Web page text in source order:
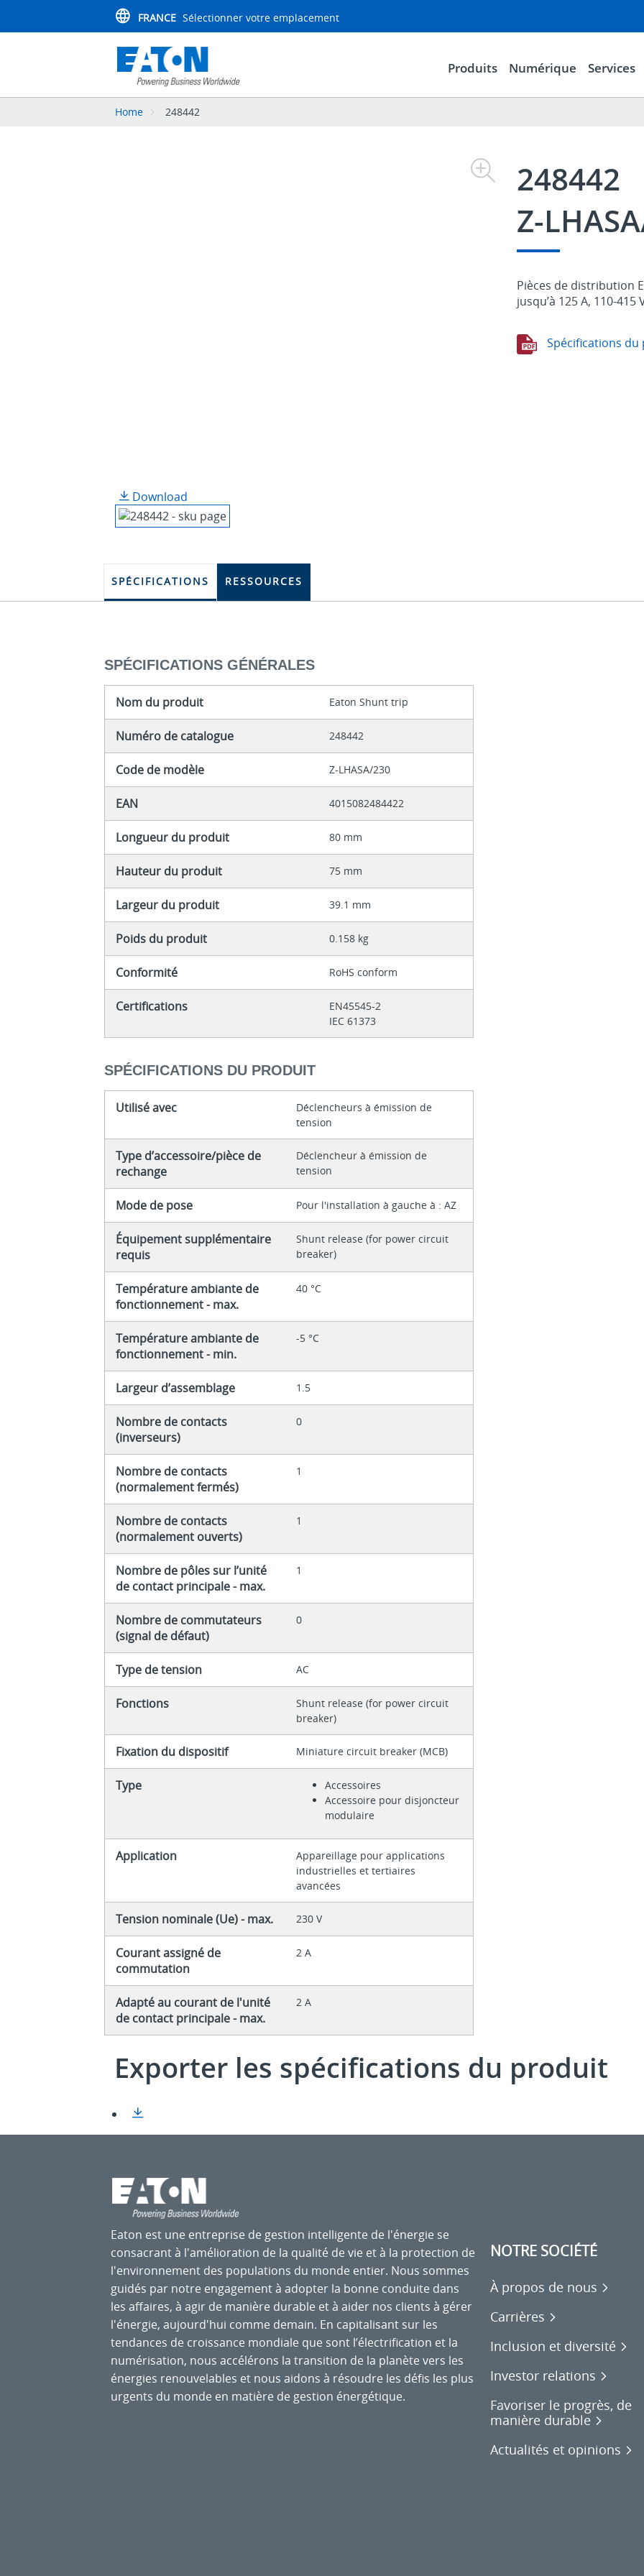
FRANCE Sélectionner votre emplacement
Produits Numérique Services
Home 248442
Download
248442
Z-
Pièces de distribution
jusqu’à 125 A, 110-415
Spécifications
SPÉCIFICATIONS RESSOURCES
SPÉCIFICATIONS GÉNÉRALES
Nom du produit Eaton Shunt trip
Numéro de catalogue 248442
Code de modèle Z-LHASA/230
EAN 4015082484422
Longueur du produit 80 mm
Hauteur du produit 75 mm
Largeur du produit 39.1 mm
Poids du produit 0.158 kg
Conformité RoHS conform
Certifications
EN45545-2
IEC 61373
SPÉCIFICATIONS DU PRODUIT
Utilisé avec
Déclencheurs à émission de
tension
Type d’accessoire/pièce de
rechange
Déclencheur à émission de
tension
Mode de pose Pour l'installation à gauche à : AZ
Équipement supplémentaire
requis
Shunt release (for power circuit
breaker)
Température ambiante de
fonctionnement - max.
40 °C
Température ambiante de
fonctionnement - min.
-5 °C
Largeur d’assemblage 1.5
Nombre de contacts
(inverseurs)
0
Nombre de contacts
(normalement fermés)
1
Nombre de contacts
(normalement ouverts)
1
Nombre de pôles sur l’unité
de contact principale - max.
1
Nombre de commutateurs
(signal de défaut)
0
Type de tension AC
Fonctions
Shunt release (for power circuit
breaker)
Fixation du dispositif Miniature circuit breaker (MCB)
Type
Accessoires
Accessoire pour disjoncteur
modulaire
Application
Appareillage pour applications
industrielles et tertiaires
avancées
Tension nominale (Ue) - max. 230 V
Courant assigné de
commutation
2 A
Adapté au courant de l'unité
de contact principale - max.
2 A
Exporter les spécifications du produit
Eaton est une entreprise de gestion intelligente de l'énergie se
consacrant à l'amélioration de la qualité de vie et à la protection de
l'environnement des populations du monde entier. Nous sommes
guidés par notre engagement à adopter la bonne conduite dans
les affaires, à agir de manière durable et à aider nos clients à gérer
l'énergie, aujourd'hui comme demain. En capitalisant sur les
tendances de croissance mondiale que sont l’électrification et la
numérisation, nous accélérons la transition de la planète vers les
énergies renouvelables et nous aidons à résoudre les défis les plus
urgents du monde en matière de gestion énergétique.
NOTRE SOCIÉTÉ
À propos de nous
Carrières
Inclusion et diversité
Investor relations
Favoriser le progrès, de
manière durable
Actualités et opinions